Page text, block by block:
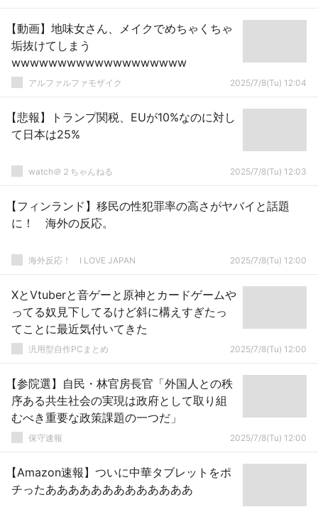
【動画】地味女さん、メイクでめちゃくちゃ
垢抜けてしまう
wwwwwwwwwwwwwwwwwww
アルファルファモザイク 2025/7/8(Tu) 12:04
【悲報】トランプ関税、EUが10%なのに対し
て日本は25%
watch＠２ちゃんねる 2025/7/8(Tu) 12:03
【フィンランド】移民の性犯罪率の高さがヤバイと話題
に！ 海外の反応。
海外反応！ I LOVE JAPAN 2025/7/8(Tu) 12:00
XとVtuberと音ゲーと原神とカードゲームや
ってる奴見下してるけど斜に構えすぎたっ
てことに最近気付いてきた
汎用型自作PCまとめ 2025/7/8(Tu) 12:00
【参院選】自民・林官房長官「外国人との秩
序ある共生社会の実現は政府として取り組
むべき重要な政策課題の一つだ」
保守速報 2025/7/8(Tu) 12:00
【Amazon速報】ついに中華タブレットをポ
チったあああああああああああああ